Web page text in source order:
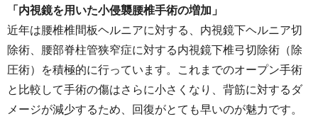
「内視鏡を用いた小侵襲腰椎手術の増加」
近年は腰椎椎間板ヘルニアに対する、内視鏡下ヘルニア切
除術、腰部脊柱管狭窄症に対する内視鏡下椎弓切除術（除
圧術）を積極的に行っています。これまでのオープン手術
と比較して手術の傷はさらに小さくなり、背筋に対するダ
メージが減少するため、回復がとても早いのが魅力です。